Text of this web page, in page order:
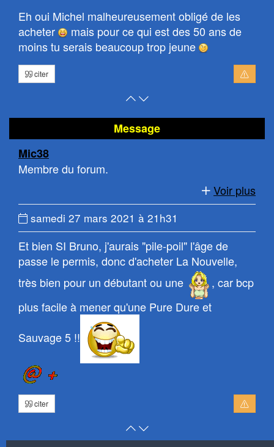
Eh oui Michel malheureusement obligé de les
acheter
mais pour ce qui est des 50 ans de
moins tu serais beaucoup trop jeune
citer
Retour
haut
de
Atteindre
bas
de
Message
Mic38
Membre du forum.
Voir plus
Date
du
message
:
samedi 27 mars 2021 à 21h31
Et bien SI Bruno, j'aurais "pile-poil" l'âge de
passe le permis, donc d'acheter La Nouvelle,
très bien pour un débutant ou une
, car bcp
plus facile à mener qu'une Pure Dure et
Sauvage 5 !!
citer
Retour
en
Atteindre
le